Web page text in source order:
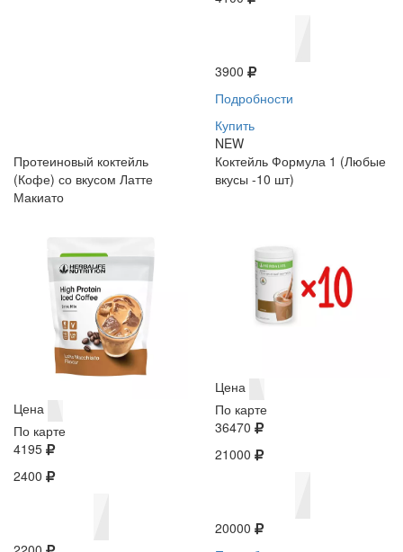
3900
Подробности
Купить
NEW
Протеиновый коктейль
(Кофе) со вкусом Латте
Макиато
Цена
По карте
4195
2400
Коктейль Формула 1 (Любые
вкусы -10 шт)
Цена
По карте
36470
21000
20000